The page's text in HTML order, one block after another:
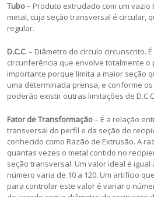
Tubo– Produto extrudado com um
metal, cuja seção transversal é circular,
regular.
D.C.C.– Diâmetro do círculo circunscrito.
circunferência que envolve totalmente o
importante porque limita a maior seção
uma determinada prensa, e conforme
poderão existir outras limitações de
Fator de Transformação– É a relação
transversal do perfil e da seção do
conhecido como Razão de Extrusão. A
quantas vezes o metal contido no
seção transversal. Um valor ideal é igual
número varia de 10 a 120. Um artifício
para controlar este valor é variar o